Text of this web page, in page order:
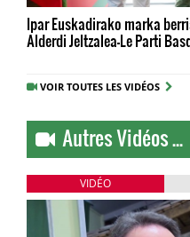
Ipar Euskadirako marka
Alderdi Jeltzalea-Le Parti
VOIR TOUTES LES VIDÉOS
Autres Vidéos ...
VIDÉO